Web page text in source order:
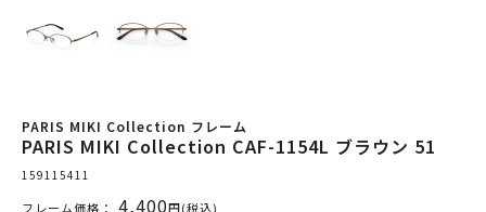
PARIS MIKI Collection フレーム
PARIS MIKI Collection CAF-1154L ブラウン 51
159115411
フレーム価格： 4,400円(税込)